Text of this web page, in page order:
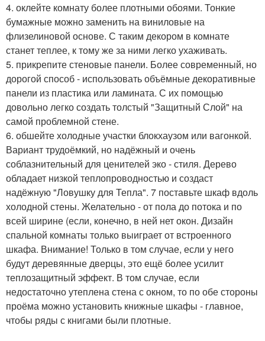
4. оклейте комнату более плотными обоями. Тонкие
бумажные можно заменить на виниловые на
флизелиновой основе. С таким декором в комнате
станет теплее, к тому же за ними легко ухаживать.
5. прикрепите стеновые панели. Более современный, но
дорогой способ - использовать объёмные декоративные
панели из пластика или ламината. С их помощью
довольно легко создать толстый "Защитный Слой" на
самой проблемной стене.
6. обшейте холодные участки блокхаузом или вагонкой.
Вариант трудоёмкий, но надёжный и очень
соблазнительный для ценителей эко - стиля. Дерево
обладает низкой теплопроводностью и создаст
надёжную "Ловушку для Тепла". 7 поставьте шкаф вдоль
холодной стены. Желательно - от пола до потока и по
всей ширине (если, конечно, в ней нет окон. Дизайн
спальной комнаты только выиграет от встроенного
шкафа. Внимание! Только в том случае, если у него
будут деревянные дверцы, это ещё более усилит
теплозащитный эффект. В том случае, если
недостаточно утеплена стена с окном, то по обе стороны
проёма можно установить книжные шкафы - главное,
чтобы ряды с книгами были плотные.